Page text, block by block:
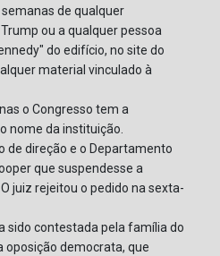
de qualquer
ou a qualquer pessoa
do edifício, no site do
material vinculado à
o Congresso tem a
nome da instituição.
de direção e o Departamento
que suspendesse a
juiz rejeitou o pedido na sexta-
sido contestada pela família do
oposição democrata, que